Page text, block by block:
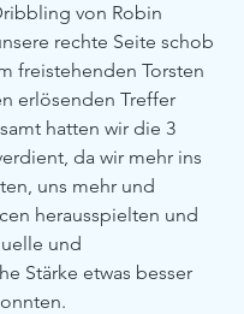
von Robin
rechte Seite schob
freistehenden Torsten
erlösenden Treffer
hatten wir die 3
da wir mehr ins
uns mehr und
herausspielten und
und
Stärke etwas besser